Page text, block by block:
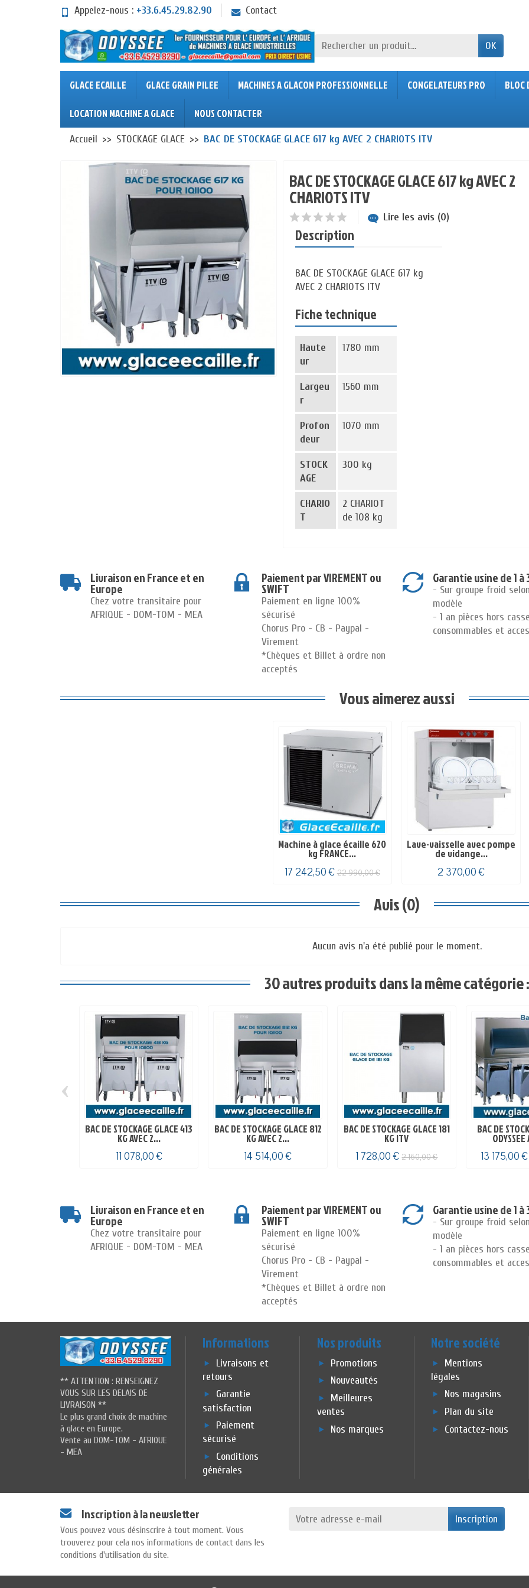
Appelez-nous : +33.6.45.29.82.90 Contact
OK
GLACE ECAILLE GLACE GRAIN PILEE MACHINES A GLACON PROFESSIONNELLE CONGELATEURS PRO BLOC
LOCATION MACHINE A GLACE NOUS CONTACTER
Accueil STOCKAGE GLACE BAC DE STOCKAGE GLACE 617 kg AVEC 2 CHARIOTS ITV
BAC DE STOCKAGE GLACE 617 kg AVEC 2
CHARIOTS ITV
Lire les avis (0)
Description
BAC DE STOCKAGE GLACE 617 kg
AVEC 2 CHARIOTS ITV
Fiche technique
Haute
ur
1780 mm
Largeu
r
1560 mm
Profon
deur
1070 mm
STOCK
AGE
300 kg
CHARIO
T
2 CHARIOT
de 108 kg
Livraison en France et en
Europe
Chez votre transitaire pour
AFRIQUE - DOM-TOM - MEA
Paiement par VIREMENT ou
SWIFT
Paiement en ligne 100%
sécurisé
Chorus Pro - CB - Paypal -
Virement
*Chèques et Billet à ordre non
acceptés
Garantie usine de 1 à
- Sur groupe froid
modèle
- 1 an pièces hors
consommables et
Vous aimerez aussi
Machine à glace écaille 620
kg FRANCE...
17 242,50 € 22 990,00 €
Lave-vaisselle avec pompe
de vidange...
2 370,00 €
Avis (0)
Aucun avis n'a été publié pour le moment.
30 autres produits dans la même catégorie :
BAC DE STOCKAGE GLACE 413
KG AVEC 2...
11 078,00 €
BAC DE STOCKAGE GLACE 812
KG AVEC 2...
14 514,00 €
BAC DE STOCKAGE GLACE 181
KG ITV
1 728,00 €2 160,00 €
BAC DE
13 175,00
‹
Livraison en France et en
Europe
Chez votre transitaire pour
AFRIQUE - DOM-TOM - MEA
Paiement par VIREMENT ou
SWIFT
Paiement en ligne 100%
sécurisé
Chorus Pro - CB - Paypal -
Virement
*Chèques et Billet à ordre non
acceptés
Garantie usine de 1 à
- Sur groupe froid
modèle
- 1 an pièces hors
consommables et
** ATTENTION : RENSEIGNEZ
VOUS SUR LES DELAIS DE
LIVRAISON **
Le plus grand choix de machine
à glace en Europe.
Vente au DOM-TOM - AFRIQUE
- MEA
Informations
Livraisons et
retours
Garantie
satisfaction
Paiement
sécurisé
Conditions
générales
Nos produits
Promotions
Nouveautés
Meilleures
ventes
Nos marques
Notre société
Mentions
légales
Nos magasins
Plan du site
Contactez-nous
Inscription à la newsletter
Vous pouvez vous désinscrire à tout moment. Vous
trouverez pour cela nos informations de contact dans les
conditions d'utilisation du site.
Inscription